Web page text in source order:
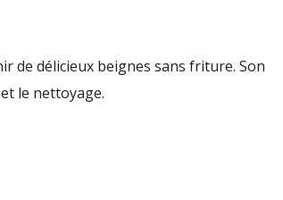
de délicieux beignes sans friture. Son
le nettoyage.